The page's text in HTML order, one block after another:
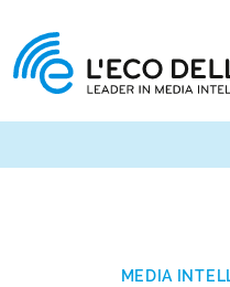
MEDIA